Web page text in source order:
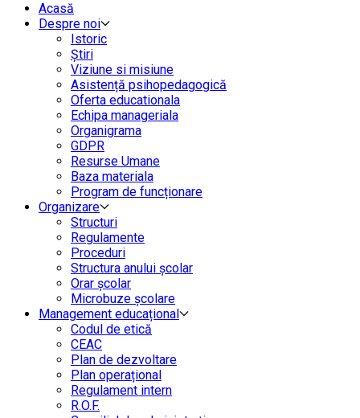
Acasă
Despre noi
Istoric
Știri
Viziune si misiune
Asistență psihopedagogică
Oferta educationala
Echipa manageriala
Organigrama
GDPR
Resurse Umane
Baza materiala
Program de funcționare
Organizare
Structuri
Regulamente
Proceduri
Structura anului școlar
Orar școlar
Microbuze școlare
Management educațional
Codul de etică
CEAC
Plan de dezvoltare
Plan operațional
Regulament intern
R.O.F.